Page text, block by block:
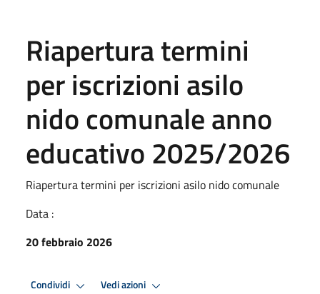
Riapertura termini
per iscrizioni asilo
nido comunale anno
educativo 2025/2026
Riapertura termini per iscrizioni asilo nido comunale
Data :
20 febbraio 2026
Condividi Vedi azioni